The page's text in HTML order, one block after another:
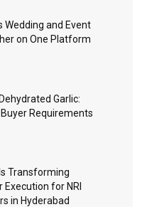
Wedding and Event
on One Platform
Garlic:
Requirements
Transforming
for NRI
in Hyderabad